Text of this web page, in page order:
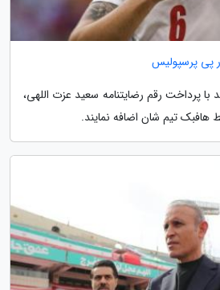
پی پرسپولیس
پرداخت رقم رضایتنامه سعید عزت اللهی،
هافبک تیم شان اضافه نمایند.